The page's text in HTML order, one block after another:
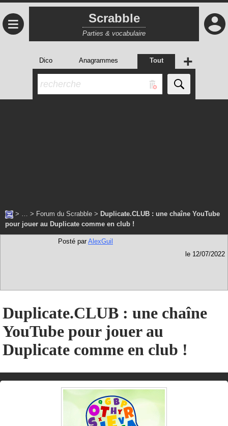
≡ Scrabble
Parties & vocabulaire
Dico Anagrammes Tout +
> … > Forum du Scrabble > Duplicate.CLUB : une chaîne YouTube
pour jouer au Duplicate comme en club !
Posté par AlexGuil
le 12/07/2022
Duplicate.CLUB : une chaîne
YouTube pour jouer au
Duplicate comme en club !